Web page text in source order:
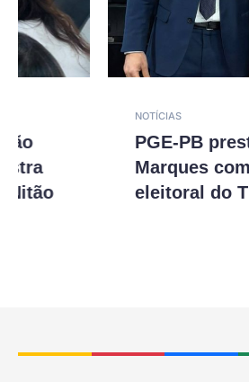
PGE-PB prestigia
Marques como
eleitoral do TRE-PB